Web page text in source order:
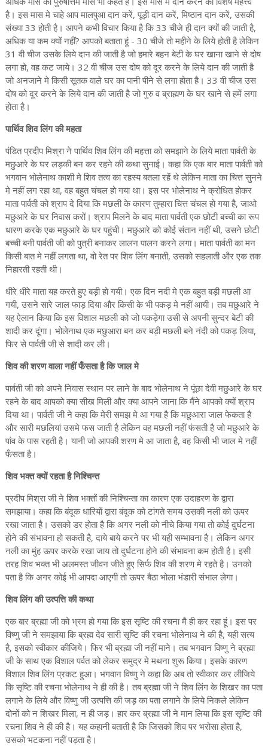
है। इस मास मे चाहे आप मालपुआ दान करें, पूड़ी दान करें, मिष्ठान दान करें, उसकी
संख्या 33 होती है। आपने कभी विचार किया है कि 33 चीजे ही दान क्यों की जाती है,
अधिक या कम क्यों नहीं? आपको बताता हूं - 30 चीजे तो महीने के लिये होती है लेकिन
31 वी चीज उसके लिये दान की जाती है जो हमारे बहन बेटी के घर खाना खाने से दोष
लगा हो, वह कट जाये। 32 वी चीज उस दोष को दूर करने के लिये दान की जाती है
जो अनजाने मे किसी सूतक वाले घर का पानी पीने से लगा होता है। 33 वी चीज उस
दोष को दूर करने के लिये दान की जाती है जो गुरु व ब्राह्मण के घर खाने से हमें लगा
होता है।
पार्थिव शिव लिंग की महता
पंडित प्रदीप मिश्रा ने पार्थिव शिव लिंग की महत्ता को समझाने के लिये माता पार्वती के
मछुआरे के घर लड़की बन कर रहने की कथा सुनाई। कहा कि एक बार माता पार्वती को
भगवान भोलेनाथ काशी मे शिव तत्व का रहस्य बतला रहें थे लेकिन माता का चित्त सुनने
मे नहीं लग रहा था, वह बहुत चंचल हो गया था। इस पर भोलेनाथ ने क्रोधित होकर
माता पार्वती को श्राप दे दिया कि मछली के कारण तुम्हारा चित्त चंचल हो गया है, जाओ
मछुआरे के घर निवास करों। श्राप मिलने के बाद माता पार्वती एक छोटी बच्ची का रूप
धारण करके एक मछुआरे के घर पहुंची। मछुआरे को कोई संतान नहीं थी, उसने छोटी
बच्ची बनी पार्वती जी को पुत्री बनाकर लालन पालन करने लगा। माता पार्वती का मन
किसी बात मे नहीं लगता था, वो रेत पर शिव लिंग बनाती, उसको सहलाती और एक तक
निहारती रहती थी।
धीरे धीरे माता यह करते हुए बड़ी हो गयी। एक दिन नदी मे एक बहुत बड़ी मछली आ
गयी, उसने सारे जाल फाड़ दिया और किसी के भी पकड़ मे नहीं आयी। तब मछुआरे ने
यह ऐलान किया कि इस विशाल मछली को जो पकड़ेगा उसी से अपनी सुन्दर बेटी की
शादी कर दूंगा। भोलेनाथ एक मछुआरा बन कर बड़ी मछली बने नंदी को पकड़ लिया,
फिर से पार्वती जी से शादी कर ली।
शिव की शरण वाला नहीं फँसता है कि जाल मे
पार्वती जी को अपने निवास स्थान पर लाने के बाद भोलेनाथ ने पूंछा देवी मछुआरे के घर
रहने के बाद आपको क्या सीख मिली और क्या आपने जाना कि मैंने आपको क्यों श्राप
दिया था। पार्वती जी ने कहा कि मेरी समझ मे आ गया है कि मछुआरा जाल फेकता है
और सारी मछलियां उसमे फस जाती है लेकिन वह मछली नहीं फंसती है जो मछुआरे के
पांव के पास रहती है। यानी जो आपकी शरण मे आ जाता है, वह किसी भी जाल मे नहीं
फँसता है।
शिव भक्त क्यों रहता है निश्चिन्त
प्रदीप मिश्रा जी ने शिव भक्तों की निश्चिन्ता का कारण एक उदाहरण के द्वारा
समझाया। कहा कि बंदूक धारियों द्वारा बंदूक को टांगते समय उसकी नली को ऊपर
रखा जाता है। उसको डर होता है कि अगर नली को नीचे किया गया तो कोई दुर्घटना
होने की संभावना हो सकती है, दाये बाये करने पर भी यही सम्भावना है। लेकिन अगर
नली का मुंह ऊपर करके रखा जाय तो दुर्घटना होने की संभावना कम होती है। इसी
तरह शिव भक्त भी अलमस्त जीवन जीते हुए सिर्फ शिव की शरण मे रहते है। उनको
पता है कि अगर कोई भी आपदा आएगी तो ऊपर बैठा भोला भंडारी संभाल लेगा।
शिव लिंग की उत्पत्ति की कथा
एक बार ब्रह्मा जी को भ्रम हो गया कि इस सृष्टि की रचना मै ही कर रहा हूं। इस पर
विष्णु जी ने समझाया कि ब्रह्म देव सारी सृष्टि की रचना भोलेनाथ ने की है, यही सत्य
है, इसको स्वीकार कीजिये। फिर भी ब्रह्मा जी नहीं माने। तब भगवान विष्णु ने ब्रह्मा
जी के साथ एक विशाल पर्वत को लेकर समुद्र मे मथना शुरू किया। इसके कारण
विशाल शिव लिंग प्रकट हुआ। भगवान विष्णु ने कहा कि अब तो स्वीकार कर लीजिये
कि सृष्टि की रचना भोलेनाथ ने ही की है। तब ब्रह्मा जी ने शिव लिंग के शिखर का पता
लगाने के लिये और विष्णु जी उत्पत्ति की जड़ का पता लगाने के लिये निकले लेकिन
दोनों को न शिखर मिला, न ही जड़। हार कर ब्रह्मा जी ने मान लिया कि इस सृष्टि की
रचना शिव ने ही की है। यह कहानी बताती है कि जिसको शिव पर भरोसा होता है,
उसको भटकना नहीं पड़ता है।